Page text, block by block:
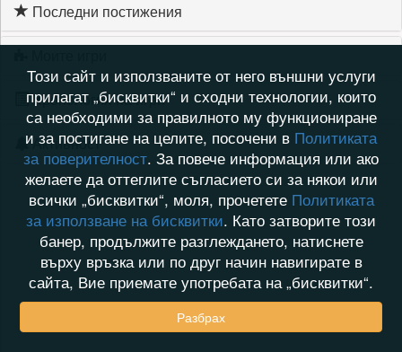
Последни постижения
Хронология на игри
Активност
Този сайт и използваните от него външни услуги
прилагат „бисквитки“ и сходни технологии, които
са необходими за правилното му функциониране
и за постигане на целите, посочени в Политиката
за поверителност. За повече информация или ако
желаете да оттеглите съгласието си за някои или
всички „бисквитки“, моля, прочетете Политиката
за използване на бисквитки. Като затворите този
банер, продължите разглеждането, натиснете
върху връзка или по друг начин навигирате в
сайта, Вие приемате употребата на „бисквитки“.
Разбрах